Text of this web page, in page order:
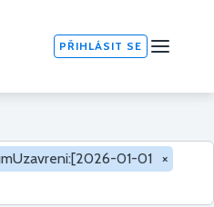
PŘIHLÁSIT SE
01-01 ×